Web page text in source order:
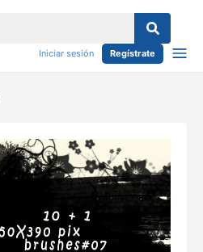
Iniciar sesión Regístrate